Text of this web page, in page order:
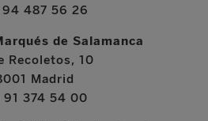
487 56 26
de Salamanca
Recoletos, 10
Madrid
91 374 54 00